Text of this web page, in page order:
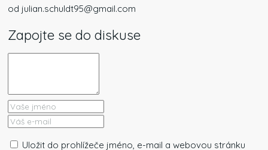
od julian.schuldt95@gmail.com
Zapojte se do diskuse
Uložit do prohlížeče jméno, e-mail a webovou stránku